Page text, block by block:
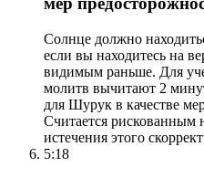
Солнце должно
если вы находитесь на
видимым раньше. Для
молитв вычитают 2
для Шурук в качестве
Считается рискованным
истечения этого
5:18